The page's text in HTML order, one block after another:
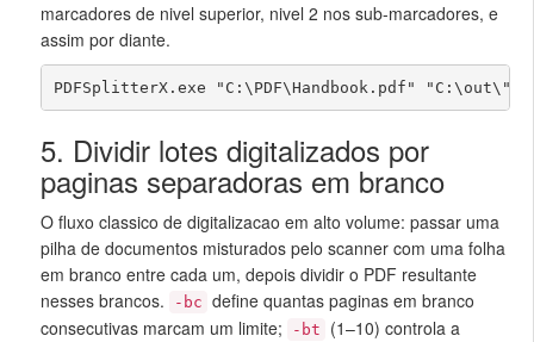
marcadores de nivel superior, nivel 2 nos sub-marcadores, e
assim por diante.
PDFSplitterX.exe "C:\PDF\Handbook.pdf" "C:\out\" -
5. Dividir lotes digitalizados por
paginas separadoras em branco
O fluxo classico de digitalizacao em alto volume: passar uma
pilha de documentos misturados pelo scanner com uma folha
em branco entre cada um, depois dividir o PDF resultante
nesses brancos.
-bc define quantas paginas em branco
consecutivas marcam um limite;
-bt
(1–10) controla a